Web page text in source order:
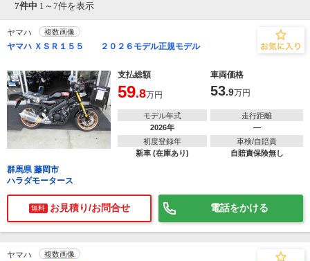
7件中 1～ 7件を表示
ヤマハ 複数画像
ヤマハ ＸＳＲ１５５ ２０２６モデル正規モデル
支払総額 車両価格
59.8万円 53.9万円
モデル年式
2026年
走行距離
―
初度登録年
新車 (在庫あり)
車検/自賠責
自賠責保険無し
群馬県 藤岡市
ハラダモータース
無料 お見積り/お問合せ 電話をかける
ヤマハ 複数画像